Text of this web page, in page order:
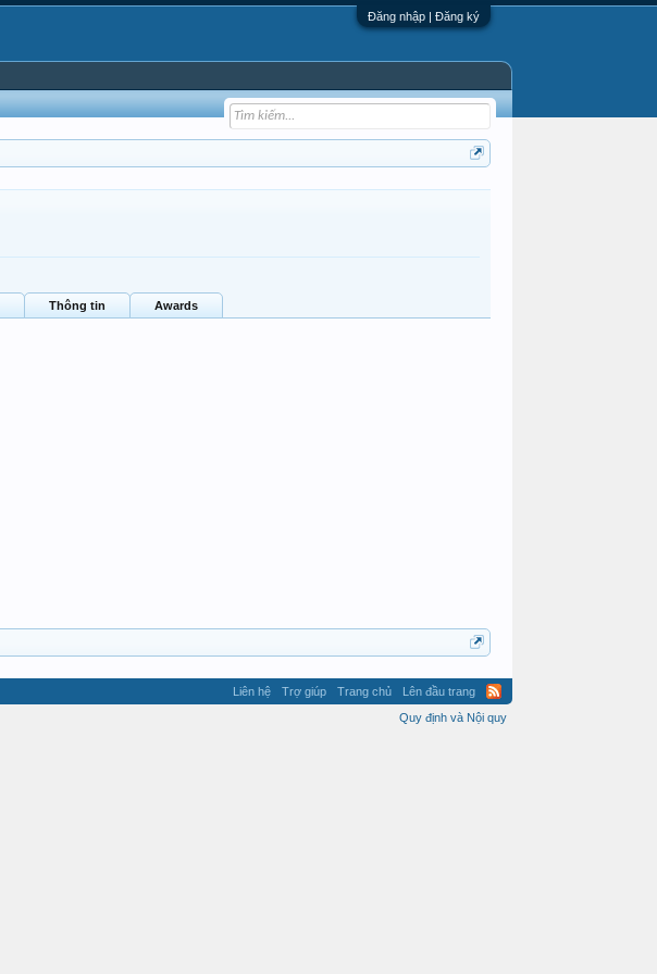
Đăng nhập | Đăng ký
Thông tin Awards
Liên hệ Trợ giúp Trang chủ
Lên đầu trang
Quy định và Nội quy